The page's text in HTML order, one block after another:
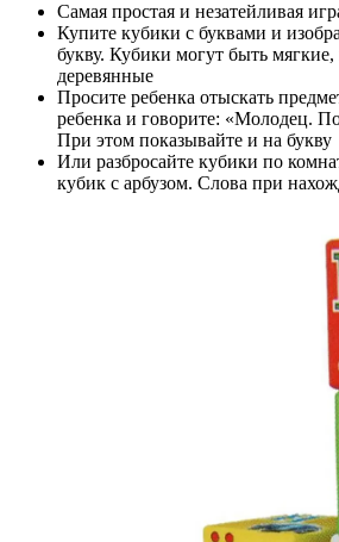
Самая простая и незатейливая
Купите кубики с буквами и
букву. Кубики могут быть мягкие,
деревянные
Просите ребенка отыскать
ребенка и говорите: «Молодец.
При этом показывайте и на букву
Или разбросайте кубики по
кубик с арбузом. Слова при